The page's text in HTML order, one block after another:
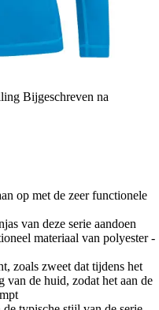
Bijgeschreven na
op met de zeer functionele
van deze serie aandoen
materiaal van polyester -
zoals zweet dat tijdens het
van de huid, zodat het aan de